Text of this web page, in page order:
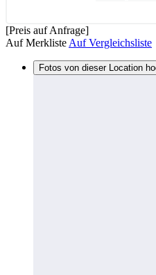
[Preis auf Anfrage]
Auf Merkliste Auf Vergleichsliste
Fotos von dieser Location